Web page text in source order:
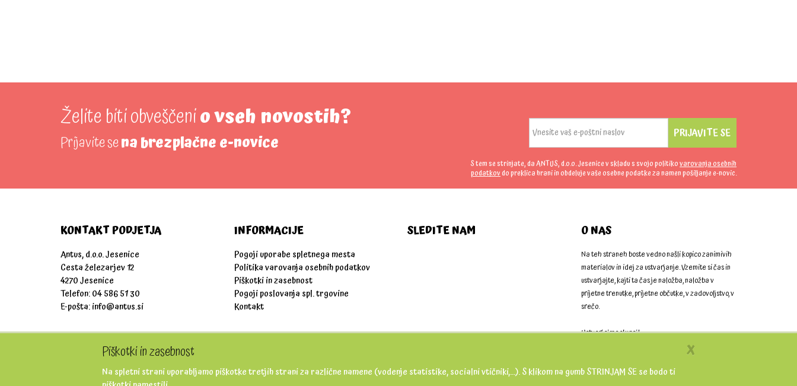
Želite biti obveščenio vseh novostih?
Prijavite sena brezplačne e-novice PRIJAVITE SE
S tem se strinjate, da ANTUS, d.o.o. Jesenice v skladu s svojo politikovarovanja osebnih
podatkovdo preklica hrani in obdeluje vaše osebne podatke za namen pošiljanje e-novic.
KONTAKT PODJETJA
Antus, d.o.o. Jesenice
Cesta železarjev 12
4270 Jesenice
Telefon: 04 586 51 30
E-pošta:info@antus.si
INFORMACIJE
Pogoji uporabe spletnega mesta
Politika varovanja osebnih podatkov
Piškotki in zasebnost
Pogoji poslovanja spl. trgovine
Kontakt
SLEDITE NAM O NAS
Na teh straneh boste vedno našli kopico zanimivih
materialov in idej za ustvarjanje. Vzemite si čas in
ustvarjajte, kajti ta čas je naložba, naložba v
prijetne trenutke, prijetne občutke, v zadovoljstvo, v
srečo.
Ustvarjajmo skupaj!
X
Piškotki in zasebnost
Na spletni strani uporabljamo piškotke tretjih strani za različne namene (vodenje statistike, socialni vtičniki,...). S klikom na gumb STRINJAM SE se bodo ti